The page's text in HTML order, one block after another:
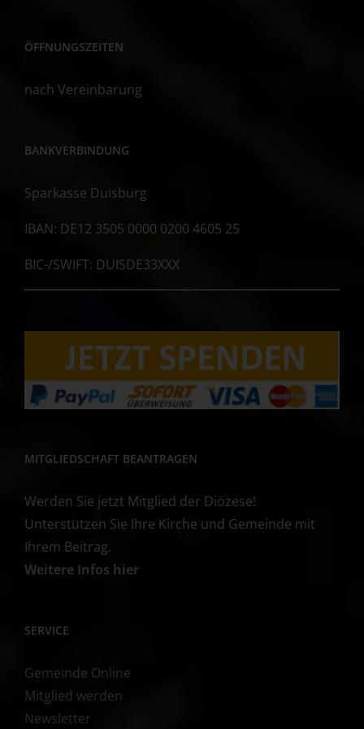
ÖFFNUNGSZEITEN
nach Vereinbarung
BANKVERBINDUNG
Sparkasse Duisburg
IBAN: DE12 3505 0000 0200 4605 25
BIC-/SWIFT: DUISDE33XXX
MITGLIEDSCHAFT BEANTRAGEN
Werden Sie jetzt Mitglied der Diözese!
Unterstützen Sie Ihre Kirche und Gemeinde mit
Ihrem Beitrag.
Weitere Infos hier
SERVICE
Gemeinde Online
Mitglied werden
Newsletter